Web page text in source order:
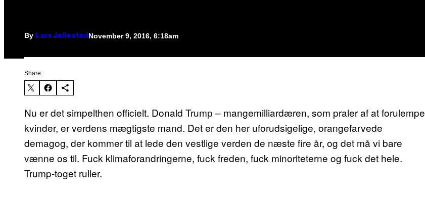
By Lars Jellestad November 9, 2016, 6:18am
Share:
Nu er det simpelthen officielt. Donald Trump – mangemilliardæren, som praler af at forulempe
kvinder, er verdens mægtigste mand. Det er den her uforudsigelige, orangefarvede
demagog, der kommer til at lede den vestlige verden de næste fire år, og det må vi bare
vænne os til. Fuck klimaforandringerne, fuck freden, fuck minoriteterne og fuck det hele.
Trump-toget ruller.